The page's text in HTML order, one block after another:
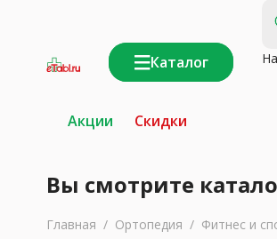
Каталог
Акции Скидки
Вы смотрите
Главная / Ортопедия / Фитнес и